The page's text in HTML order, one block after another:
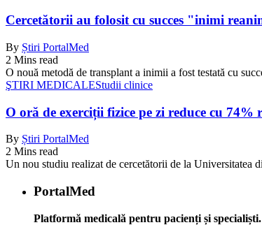
Cercetătorii au folosit cu succes "inimi
By Știri PortalMed
2 Mins read
O nouă metodă de transplant a inimii a fost testată cu
ŞTIRI MEDICALEStudii clinice
O oră de exerciții fizice pe zi reduce cu 74%
By Știri PortalMed
2 Mins read
Un nou studiu realizat de cercetătorii de la
PortalMed
Platformă medicală pentru pacienți și specialiști.